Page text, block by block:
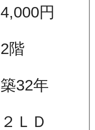
4,000円
2階
築32年
２ＬＤ